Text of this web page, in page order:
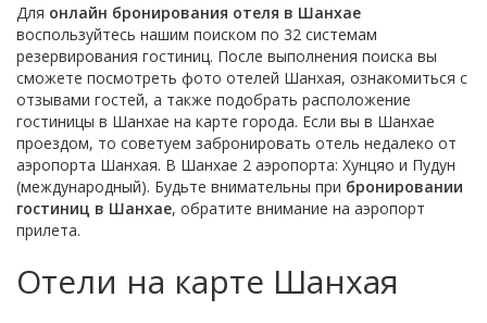
Для онлайн бронирования отеля в Шанхае
воспользуйтесь нашим поиском по 32 системам
резервирования гостиниц. После выполнения поиска вы
сможете посмотреть фото отелей Шанхая, ознакомиться с
отзывами гостей, а также подобрать расположение
гостиницы в Шанхае на карте города. Если вы в Шанхае
проездом, то советуем забронировать отель недалеко от
аэропорта Шанхая. В Шанхае 2 аэропорта: Хунцяо и Пудун
(международный). Будьте внимательны при бронировании
гостиниц в Шанхае, обратите внимание на аэропорт
прилета.
Отели на карте Шанхая